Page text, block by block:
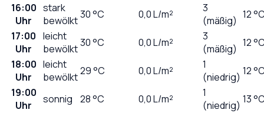
16:00
Uhr
stark
bewölkt30°C 0,0L/m²
3
(mäßig) 12
17:00
Uhr
leicht
bewölkt30°C 0,0L/m²
3
(mäßig) 12
18:00
Uhr
leicht
bewölkt29°C 0,0L/m²
1
(niedrig) 12
19:00
Uhr
sonnig 28°C 0,0L/m²
1
(niedrig) 13